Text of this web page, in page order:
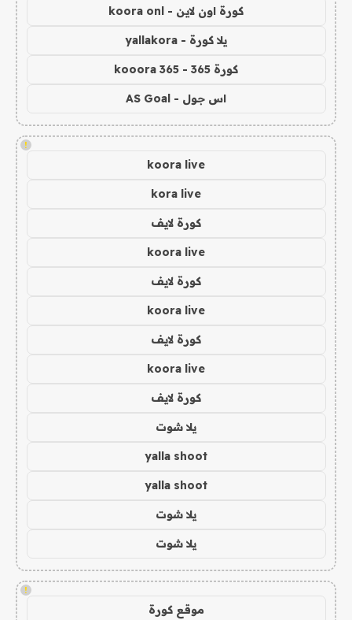
كورة اون لاين - koora onl
يلا كورة - yallakora
كورة 365 - kooora 365
اس جول - AS Goal
!
koora live
kora live
كورة لايف
koora live
كورة لايف
koora live
كورة لايف
koora live
كورة لايف
يلا شوت
yalla shoot
yalla shoot
يلا شوت
يلا شوت
!
موقع كورة